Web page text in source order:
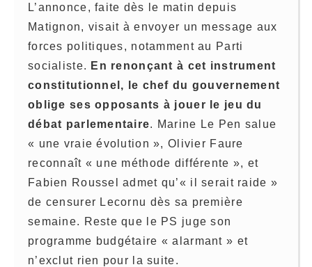
L’annonce, faite dès le matin depuis
Matignon, visait à envoyer un message aux
forces politiques, notamment au Parti
socialiste. En renonçant à cet instrument
constitutionnel, le chef du gouvernement
oblige ses opposants à jouer le jeu du
débat parlementaire. Marine Le Pen salue
« une vraie évolution », Olivier Faure
reconnaît « une méthode différente », et
Fabien Roussel admet qu’« il serait raide »
de censurer Lecornu dès sa première
semaine. Reste que le PS juge son
programme budgétaire « alarmant » et
n’exclut rien pour la suite.